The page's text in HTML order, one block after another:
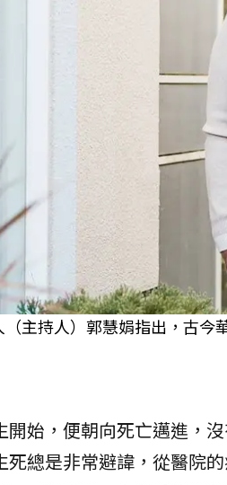
主持人）郭慧娟指出，古
開始，便朝向死亡邁進，
死總是非常避諱，從醫院